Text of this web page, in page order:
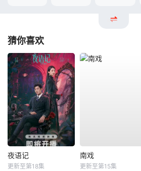
猜你喜欢
夜语记
更新至第18集
南戏
更新至第15集